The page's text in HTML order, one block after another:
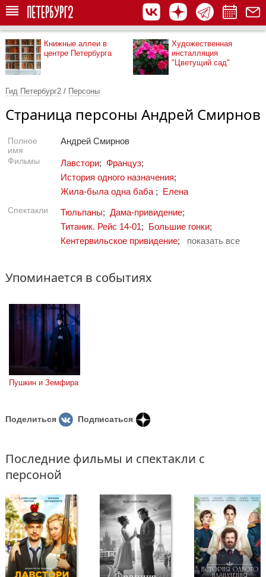
Книжные аллеи в
центре Петербурга
Художественная
инсталляция
"Цветущий сад"
Гид Петербург2 / Персоны
Страница персоны Андрей Смирнов
Полное
имя
Андрей Смирнов
Фильмы Лавстори; Француз;
История одного назначения;
Жила-была одна баба ; Елена
Спектакли Тюльпаны; Дама-привидение;
Титаник. Рейс 14-01; Большие гонки;
Кентервильское привидение; показать все
Упоминается в событиях
Пушкин и Земфира
Поделиться Подписаться
Последние фильмы и спектакли с
персоной